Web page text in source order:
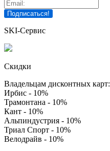
SKI-Сервис
Скидки
Владельцам дисконтных карт:
Ирбис - 10%
Трамонтана - 10%
Кант - 10%
Альпиндустрия - 10%
Триал Спорт - 10%
Велодрайв - 10%